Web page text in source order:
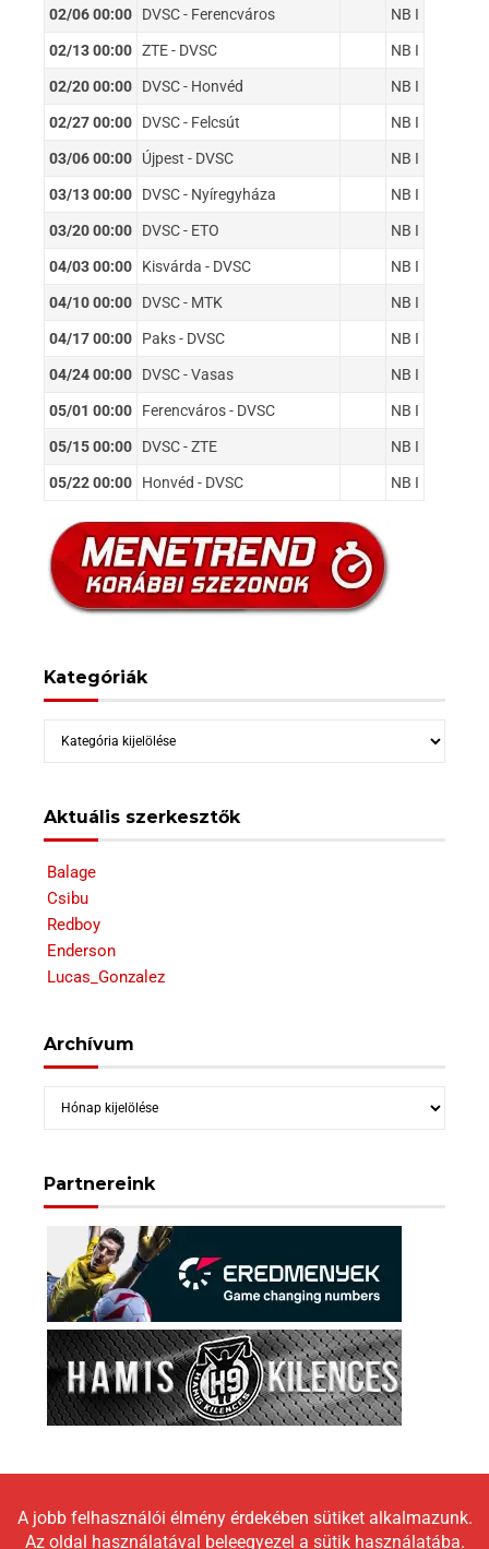
02/06 00:00 DVSC - Ferencváros NB I
02/13 00:00 ZTE - DVSC NB I
02/20 00:00 DVSC - Honvéd NB I
02/27 00:00 DVSC - Felcsút NB I
03/06 00:00 Újpest - DVSC NB I
03/13 00:00 DVSC - Nyíregyháza NB I
03/20 00:00 DVSC - ETO NB I
04/03 00:00 Kisvárda - DVSC NB I
04/10 00:00 DVSC - MTK NB I
04/17 00:00 Paks - DVSC NB I
04/24 00:00 DVSC - Vasas NB I
05/01 00:00 Ferencváros - DVSC NB I
05/15 00:00 DVSC - ZTE NB I
05/22 00:00 Honvéd - DVSC NB I
Kategóriák
Kategóriák
Aktuális szerkesztők
Balage
Csibu
Redboy
Enderson
Lucas_Gonzalez
Archívum
Archívum
Partnereink